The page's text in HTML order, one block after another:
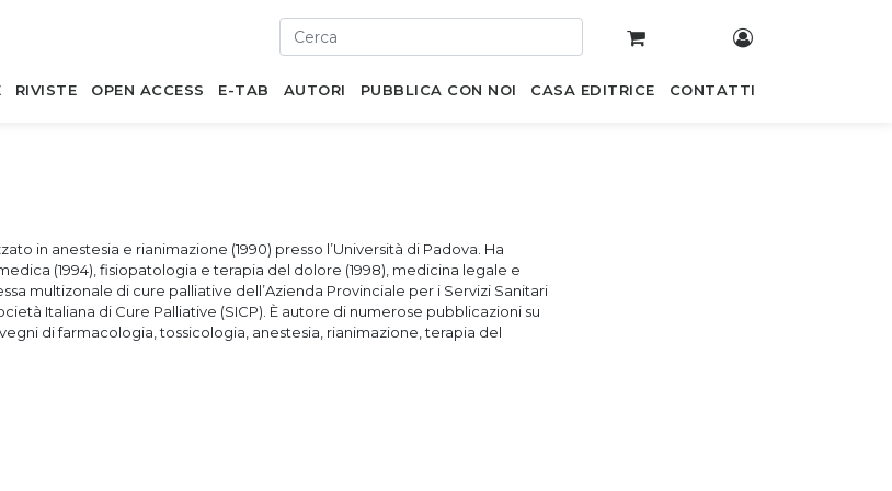
RIVISTE OPEN ACCESS E-TAB AUTORI PUBBLICA CON NOI CASA EDITRICE CONTATTI
in anestesia e rianimazione (1990) presso l’Università di Padova. Ha
(1994), fisiopatologia e terapia del dolore (1998), medicina legale e
multizonale di cure palliative dell’Azienda Provinciale per i Servizi Sanitari
Italiana di Cure Palliative (SICP). È autore di numerose pubblicazioni su
di farmacologia, tossicologia, anestesia, rianimazione, terapia del